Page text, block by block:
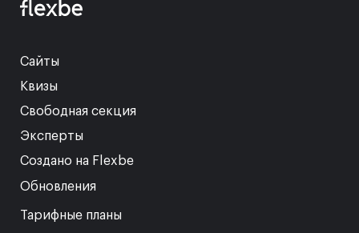
Тарифные планы
Сайты
Квизы
Свободная секция
Эксперты
Создано на Flexbe
Обновления